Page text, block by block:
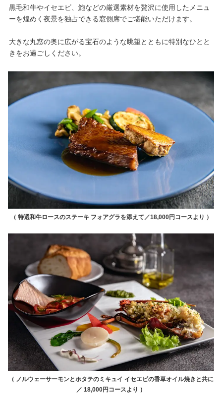
黒毛和牛やイセエビ、鮑などの厳選素材を贅沢に使用したメニュ
ーを煌めく夜景を独占できる窓側席でご堪能いただけます。
大きな丸窓の奥に広がる宝石のような眺望とともに特別なひとと
きをお過ごしください。
（ 特選和牛ロースのステーキ フォアグラを添えて／18,000円コースより ）
（ ノルウェーサーモンとホタテのミキュイ イセエビの香草オイル焼きと共に
／ 18,000円コースより ）